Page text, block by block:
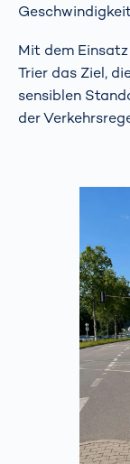
Mit dem
Trier das Ziel,
sensiblen
der